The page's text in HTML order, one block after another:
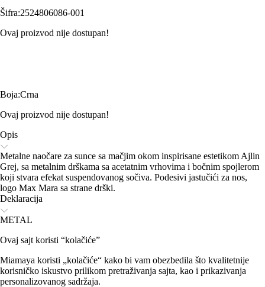
Šifra:2524806086-001
Ovaj proizvod nije dostupan!
Boja:Crna
Ovaj proizvod nije dostupan!
Opis
Metalne naočare za sunce sa mačjim okom inspirisane estetikom Ajlin
Grej, sa metalnim drškama sa acetatnim vrhovima i bočnim spojlerom
koji stvara efekat suspendovanog sočiva. Podesivi jastučići za nos,
logo Max Mara sa strane drški.
Deklaracija
METAL
Ovaj sajt koristi “kolačiće”
Miamaya koristi „kolačiće“ kako bi vam obezbedila što kvalitetnije
korisničko iskustvo prilikom pretraživanja sajta, kao i prikazivanja
personalizovanog sadržaja.